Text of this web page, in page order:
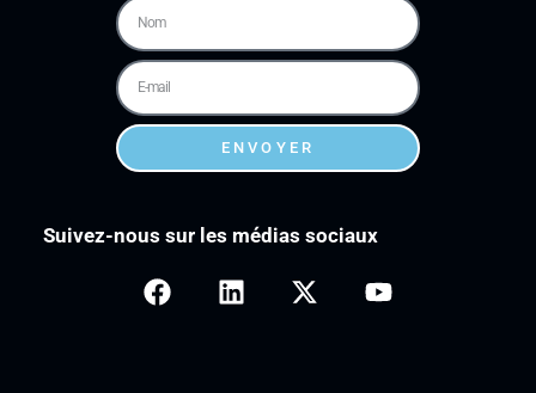
ENVOYER
Suivez-nous sur les médias sociaux